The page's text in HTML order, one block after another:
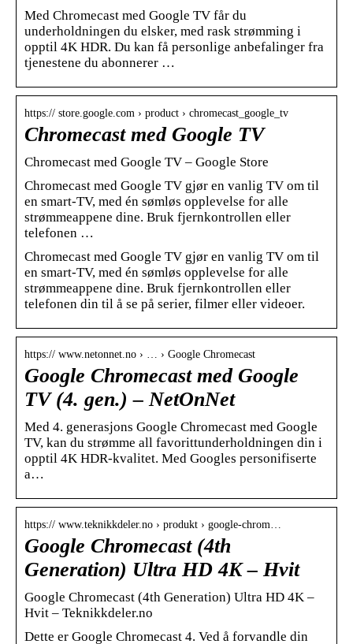
Med Chromecast med Google TV får du
underholdningen du elsker, med rask strømming i
opptil 4K HDR. Du kan få personlige anbefalinger fra
tjenestene du abonnerer …
https:// store.google.com › product › chromecast_google_tv
Chromecast med Google TV
Chromecast med Google TV – Google Store
Chromecast med Google TV gjør en vanlig TV om til
en smart-TV, med én sømløs opplevelse for alle
strømmeappene dine. Bruk fjernkontrollen eller
telefonen …
Chromecast med Google TV gjør en vanlig TV om til
en smart-TV, med én sømløs opplevelse for alle
strømmeappene dine. Bruk fjernkontrollen eller
telefonen din til å se på serier, filmer eller videoer.
https:// www.netonnet.no › … › Google Chromecast
Google Chromecast med Google
TV (4. gen.) – NetOnNet
Med 4. generasjons Google Chromecast med Google
TV, kan du strømme all favorittunderholdningen din i
opptil 4K HDR-kvalitet. Med Googles personifiserte
a…
https:// www.teknikkdeler.no › produkt › google-chrom…
Google Chromecast (4th
Generation) Ultra HD 4K – Hvit
Google Chromecast (4th Generation) Ultra HD 4K –
Hvit – Teknikkdeler.no
Dette er Google Chromecast 4. Ved å forvandle din